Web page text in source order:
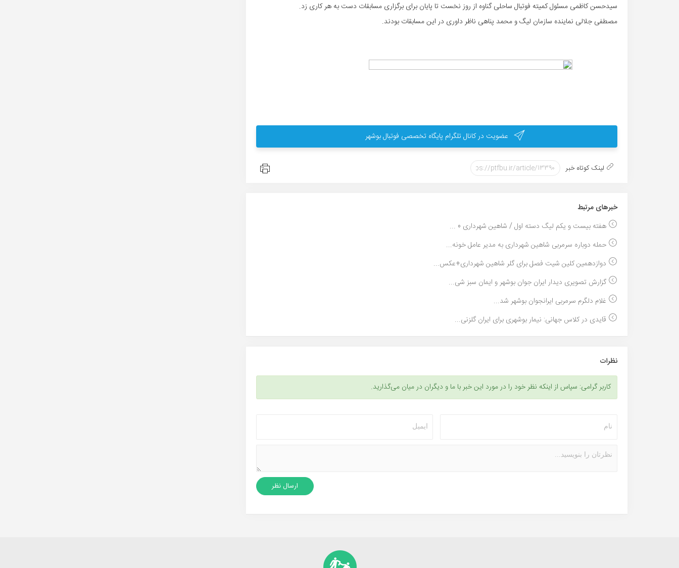
سیدحسن کاظمی مسئول کمیته فوتبال ساحلی گناوه از روز نخست تا پایان برای برگزاری مسابقات دست به هر کاری زد.
مصطفی جلالی نماینده سازمان لیگ و محمد پناهی ناظر داوری در این مسابقات بودند.
عضویت در کانال تلگرام پایگاه تخصصی فوتبال بوشهر
لینک کوتاه خبر
خبر‌های مرتبط
هفته بیست و یکم لیگ دسته اول / شاهین شهرداری 0 ...
حمله دوباره سرمربی شاهین شهرداری به مدیر عامل خونه...
دوازدهمین کلین شیت فصل برای گلر شاهین شهرداری+عکس...
گزارش تصویری دیدار ایران جوان بوشهر و ایمان سبز شی...
غلام دلگرم سرمربی ایرانجوان بوشهر شد...
قایدی در کلاس جهانی: نیمار بوشهری برای ایران گلزنی...
نظرات
کاربر گرامی: سپاس از اینکه نظر خود را در مورد این خبر با ما و دیگران در میان می‌گذارید.